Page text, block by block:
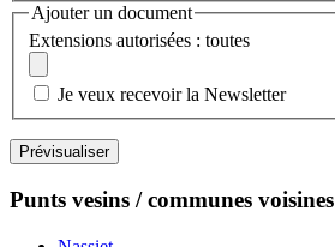
Ajouter un document
Extensions autorisées : toutes
Je veux recevoir la Newsletter
Punts vesins / communes